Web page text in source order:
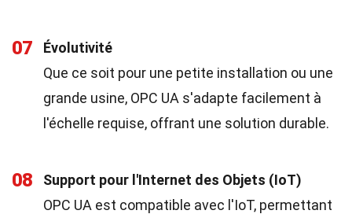
07
Évolutivité
Que ce soit pour une petite installation ou une
grande usine, OPC UA s'adapte facilement à
l'échelle requise, offrant une solution durable.
08
Support pour l'Internet des Objets (IoT)
OPC UA est compatible avec l'IoT, permettant